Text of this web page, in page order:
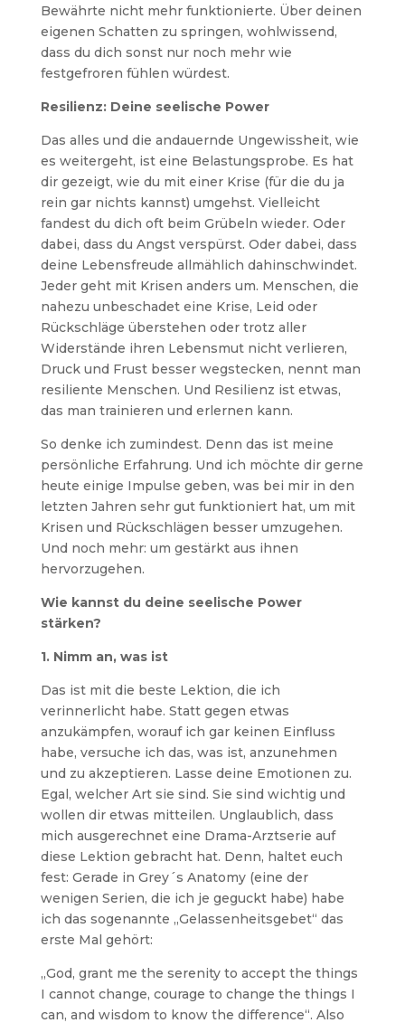
Bewährte nicht mehr funktionierte. Über deinen
eigenen Schatten zu springen, wohlwissend,
dass du dich sonst nur noch mehr wie
festgefroren fühlen würdest.
Resilienz: Deine seelische Power
Das alles und die andauernde Ungewissheit, wie
es weitergeht, ist eine Belastungsprobe. Es hat
dir gezeigt, wie du mit einer Krise (für die du ja
rein gar nichts kannst) umgehst. Vielleicht
fandest du dich oft beim Grübeln wieder. Oder
dabei, dass du Angst verspürst. Oder dabei, dass
deine Lebensfreude allmählich dahinschwindet.
Jeder geht mit Krisen anders um. Menschen, die
nahezu unbeschadet eine Krise, Leid oder
Rückschläge überstehen oder trotz aller
Widerstände ihren Lebensmut nicht verlieren,
Druck und Frust besser wegstecken, nennt man
resiliente Menschen. Und Resilienz ist etwas,
das man trainieren und erlernen kann.
So denke ich zumindest. Denn das ist meine
persönliche Erfahrung. Und ich möchte dir gerne
heute einige Impulse geben, was bei mir in den
letzten Jahren sehr gut funktioniert hat, um mit
Krisen und Rückschlägen besser umzugehen.
Und noch mehr: um gestärkt aus ihnen
hervorzugehen.
Wie kannst du deine seelische Power
stärken?
1. Nimm an, was ist
Das ist mit die beste Lektion, die ich
verinnerlicht habe. Statt gegen etwas
anzukämpfen, worauf ich gar keinen Einfluss
habe, versuche ich das, was ist, anzunehmen
und zu akzeptieren. Lasse deine Emotionen zu.
Egal, welcher Art sie sind. Sie sind wichtig und
wollen dir etwas mitteilen. Unglaublich, dass
mich ausgerechnet eine Drama-Arztserie auf
diese Lektion gebracht hat. Denn, haltet euch
fest: Gerade in Grey´s Anatomy (eine der
wenigen Serien, die ich je geguckt habe) habe
ich das sogenannte „Gelassenheitsgebet“ das
erste Mal gehört:
„God, grant me the serenity to accept the things
I cannot change, courage to change the things I
can, and wisdom to know the difference“. Also